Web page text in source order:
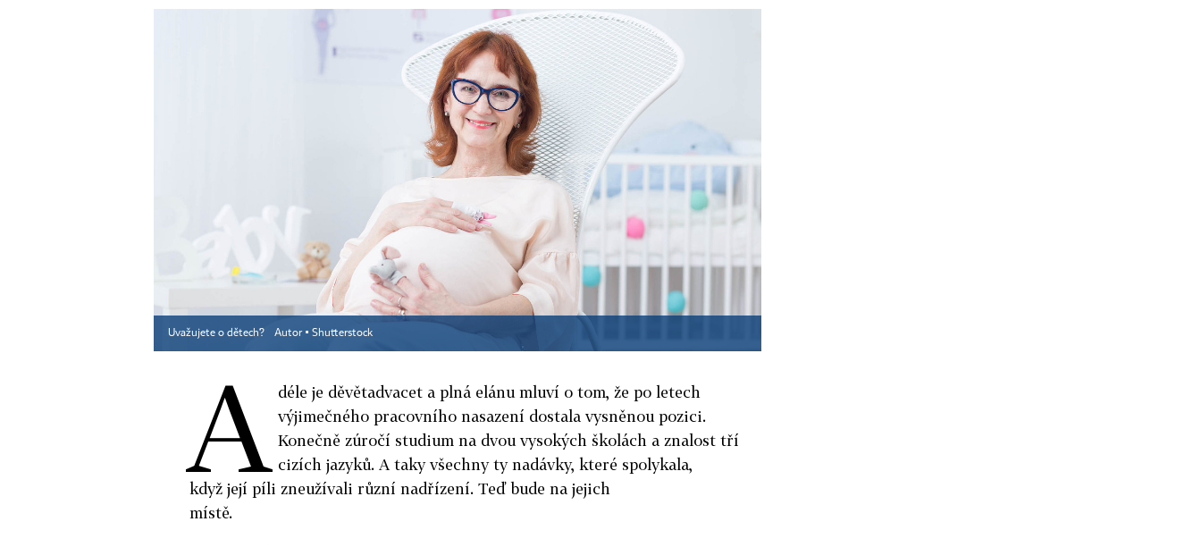
Uvažujete o dětech? Autor ▪ Shutterstock
A déle je děvětadvacet a plná elánu mluví o tom, že po letech
výjimečného pracovního nasazení dostala vysněnou pozici.
Konečně zúročí studium na dvou vysokých školách a znalost tří
cizích jazyků. A taky všechny ty nadávky, které spolykala,
když její píli zneužívali různí nadřízení. Teď bude na jejich
místě.